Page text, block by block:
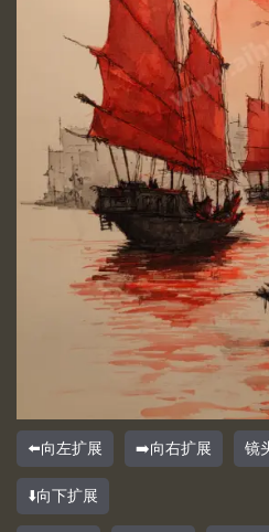
⬅️向左扩展 ➡️向右扩展 镜
⬇️向下扩展